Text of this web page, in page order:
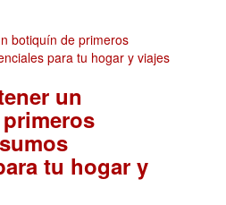
un
tu hogar y